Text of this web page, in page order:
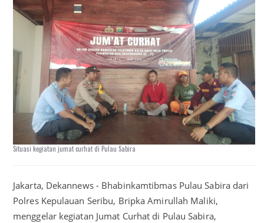
Situasi kegiatan jumat curhat di Pulau Sabira
Jakarta, Dekannews - Bhabinkamtibmas Pulau Sabira dari
Polres Kepulauan Seribu, Bripka Amirullah Maliki,
menggelar kegiatan Jumat Curhat di Pulau Sabira,